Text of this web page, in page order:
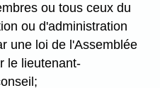
ou tous ceux du
ou d'administration
une loi de l'Assemblée
le lieutenant-